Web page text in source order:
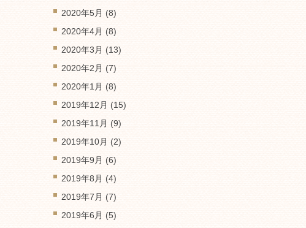
2020年5月 (8)
2020年4月 (8)
2020年3月 (13)
2020年2月 (7)
2020年1月 (8)
2019年12月 (15)
2019年11月 (9)
2019年10月 (2)
2019年9月 (6)
2019年8月 (4)
2019年7月 (7)
2019年6月 (5)